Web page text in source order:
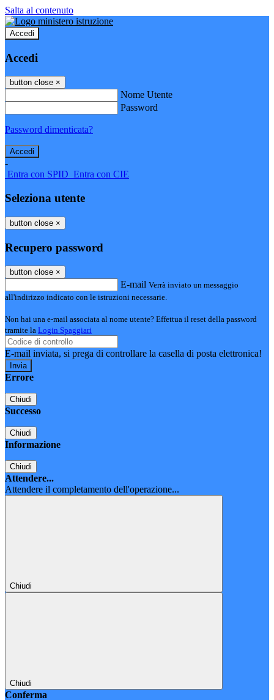
Salta al contenuto
Accedi
Accedi
button close ×
Nome Utente
Password
Password dimenticata?
-
Entra con SPID Entra con CIE
Seleziona utente
button close ×
Recupero password
button close ×
E-mail Verrà inviato un messaggio
all'indirizzo indicato con le istruzioni necessarie.
Non hai una e-mail associata al nome utente? Effettua il reset della password
tramite la Login Spaggiari
E-mail inviata, si prega di controllare la casella di posta elettronica!
Errore
Chiudi
Successo
Chiudi
Informazione
Chiudi
Attendere...
Attendere il completamento dell'operazione...
Chiudi
Chiudi
Conferma